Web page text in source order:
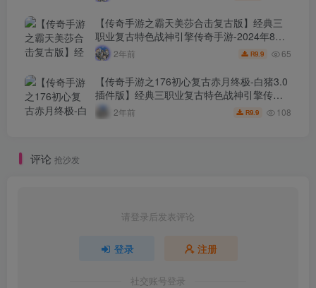
频架设教程-新版GM多功能网页授权物品后
台-GM直冲网页后台-安卓苹果IOS双端版
本！
【传奇手游之霸天美莎合击复古版】经典三
职业复古特色战神引擎传奇手游-2024年8月7
日最新打包Win服务端源码视频架设教程-新
版GM多功能网页授权物品后台-GM直冲网页
后台-安卓苹果IOS双端版本！
2年前 R9.9 65
【传奇手游之176初心复古赤月终极-白猪3.0
插件版】经典三职业复古特色战神引擎传奇
手游-2024年8月6日最新打包Win服务端源码
视频架设教程-新版GM多功能网页授权物品
2年前 R9.9 108
评论 抢沙发
请登录后发表评论
登录 注册
社交账号登录